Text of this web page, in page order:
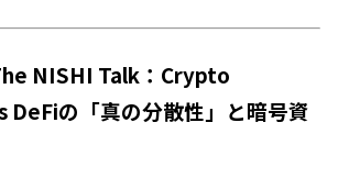
NISHI Talk：Crypto
の「真の分散性」と暗号資